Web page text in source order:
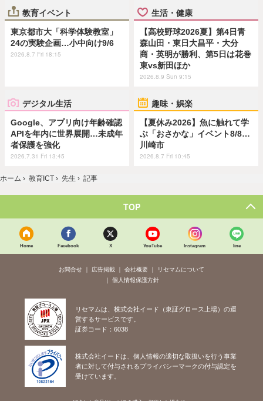
教育イベント
東京都市大「科学体験教室」
24の実験企画…小中向け9/6
2026.8.7 Fri 18:15
生活・健康
【高校野球2026夏】第4日青
森山田・東日大昌平・大分
商・英明が勝利、第5日は花巻
東vs新田ほか
2026.8.9 Sun 9:15
デジタル生活
Google、アプリ向け年齢確認
APIを年内に世界展開…未成年
者保護を強化
2026.7.31 Fri 13:45
趣味・娯楽
【夏休み2026】魚に触れて学
ぶ「おさかな」イベント8/8…
川崎市
2026.8.7 Fri 10:45
ホーム › 教育ICT › 先生 › 記事
TOP
Home Facebook X YouTube Instagram line
お問合せ 広告掲載 会社概要
リセマムについて
個人情報保護方針
リセマムは、株式会社イード（東証グロース上場）の運
営するサービスです。
証券コード：6038
株式会社イードは、個人情報の適切な取扱いを行う事業
者に対して付与されるプライバシーマークの付与認定を
受けています。